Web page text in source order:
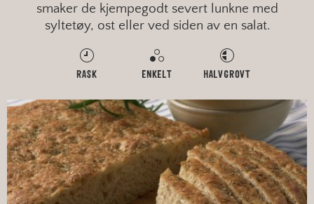
smaker de kjempegodt severt lunkne med
syltetøy, ost eller ved siden av en salat.
RASK ENKELT HALVGROVT